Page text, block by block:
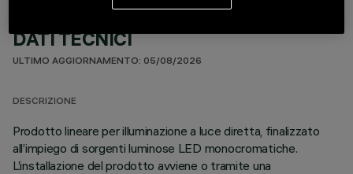
DATI TECNICI
ULTIMO AGGIORNAMENTO: 05/08/2026
DESCRIZIONE
Prodotto lineare per illuminazione a luce diretta, finalizzato
all’impiego di sorgenti luminose LED monocromatiche.
L’installazione del prodotto avviene o tramite una